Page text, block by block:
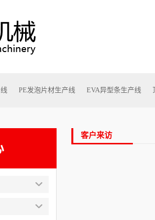
PE发泡片材生产线 EVA异型条生产线
客户来访